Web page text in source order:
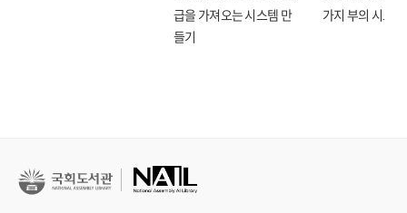
급을 가져오는 시스템 만
들기
가지 부의 시크릿